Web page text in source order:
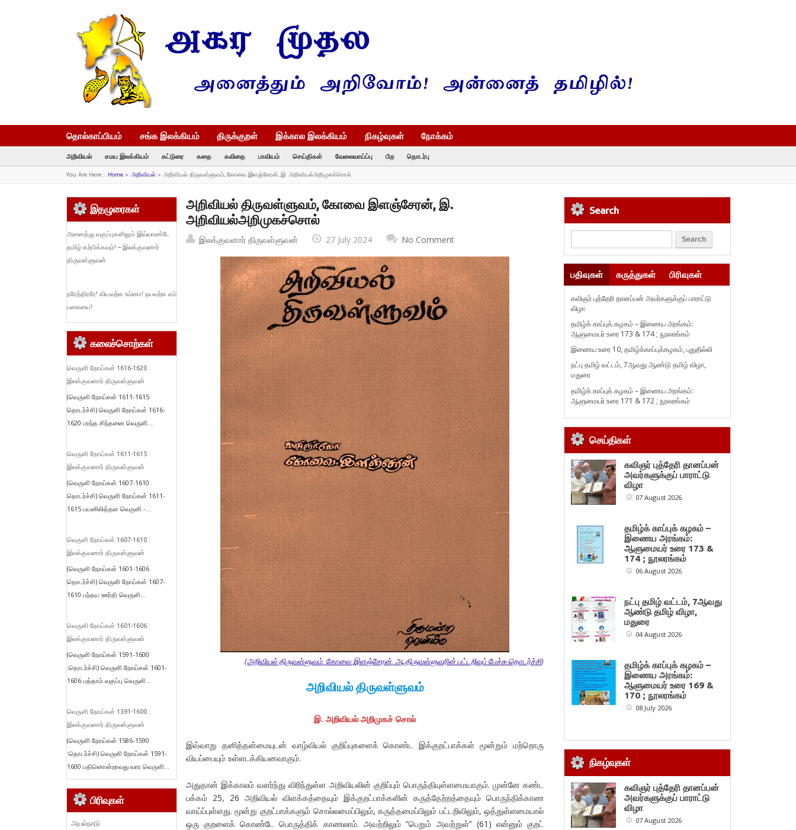
தொல்காப்பியம் சங்க இலக்கியம் திருக்குறள் இக்கால இலக்கியம் நிகழ்வுகள் நோக்கம்
அறிவியல் சமய இலக்கியம் கட்டுரை கதை கவிதை பாவியம் செய்திகள் வேலைவாய்ப்பு பிற தொடர்பு
You Are Here : Home» அறிவியல்» அறிவியல் திருவள்ளுவம், கோவை இளஞ்சேரன், இ. அறிவியல்அறிமுகச்சொல்
அறிவியல் திருவள்ளுவம், கோவை இளஞ்சேரன், இ.
அறிவியல்அறிமுகச்சொல்
இலக்குவனார் திருவள்ளுவன் 27 July 2024 No Comment
(அறிவியல் திருவள்ளுவம், கோவை இளஞ்சேரன், ஆ.திருவள்ளுவரின் பட்டறிவுப் பேச்சு-தொடர்ச்சி)
அறிவியல் திருவள்ளுவம்
இ. அறிவியல் அறிமுகச் சொல்
இவ்வாறு தனித்தன்மையுடன் வாழ்வியல் குறிப்புகளைக் கொண்ட இக்குறட்பாக்கள் மூன்றும் மற்றொரு
வியப்பையும் உள்ளடக்கியனவாகும்.
அதுதான் இக்காலம் வளர்ந்து விரிந்துள்ள அறிவியலின் குறிப்பும் பொருந்தியுள்ளமையாகும். முன்னே கண்ட
பக்கம் 25, 26 அறிவியல் விளக்கத்தையும் இக்குறட்பாக்களின் கருத்தேற்றத்தையும் பொருந்திக்காண
வாய்ப்புள்ளது. மூன்று குறட்பாக்களும் சொல்லமைப்பிலும், கருத்தமைப்பிலும் பட்டறிவிலும், ஒத்துள்ளமையால்
ஒரு குறளைக் கொண்டே பொருத்திக் காணலாம். அவற்றிலும் ”பெறும் அவற்றுள்” (61) என்னும் குறட்
இதழுரைகள்
அனைத்து வகுப்புகளிலும் இவ்வாண்டே
தமிழ் கற்பிக்கவும்! – இலக்குவனார்
திருவள்ளுவன்
நரேந்திரரே! வியவற்க உம்மை! நயவற்க எம்
பகையை!
கலைச்சொற்கள்
வெருளி நோய்கள் 1616-1620 :
இலக்குவனார் திருவள்ளுவன்
(வெருளி நோய்கள் 1611-1615
தொடர்ச்சி) வெருளி நோய்கள் 1616-
1620 பரந்த சிந்தனை வெருளி...
வெருளி நோய்கள் 1611-1615 :
இலக்குவனார் திருவள்ளுவன்
(வெருளி நோய்கள் 1607-1610
தொடர்ச்சி) வெருளி நோய்கள் 1611-
1615 பயனிலித்தள வெருளி -...
வெருளி நோய்கள் 1607-1610 :
இலக்குவனார் திருவள்ளுவன்
(வெருளி நோய்கள் 1601-1606
தொடர்ச்சி) வெருளி நோய்கள் 1607-
1610 பந்தய ஊர்தி வெருளி...
வெருளி நோய்கள் 1601-1606 :
இலக்குவனார் திருவள்ளுவன்
(வெருளி நோய்கள் 1591-1600
:தொடர்ச்சி) வெருளி நோய்கள் 1601-
1606 பத்தாம் வகுப்பு வெருளி...
வெருளி நோய்கள் 1591-1600 :
இலக்குவனார் திருவள்ளுவன்
(வெருளி நோய்கள் 1586-1590
:தொடர்ச்சி) வெருளி நோய்கள் 1591-
1600 பதினொன்றாவது வார வெருளி...
பிரிவுகள்
அயல்நாடு
Search
பதிவுகள் கருத்துகள் பிரிவுகள்
கவிஞர் புத்தேரி தானப்பன் அவர்களுக்குப் பாராட்டு
விழா
தமிழ்க் காப்புக் கழகம் – இணைய அரங்கம்:
ஆளுமையர் உரை 173 & 174 ; நூலரங்கம்
இணைய உரை 10, தமிழ்க்காப்புக்கழகம், புதுதில்லி
நட்பு தமிழ் வட்டம், 7ஆவது ஆண்டு தமிழ் விழா,
மதுரை
தமிழ்க் காப்புக் கழகம் – இணைய அரங்கம்:
ஆளுமையர் உரை 171 & 172 ; நூலரங்கம்
செய்திகள்
கவிஞர் புத்தேரி தானப்பன்
அவர்களுக்குப் பாராட்டு
விழா
07 August 2026
தமிழ்க் காப்புக் கழகம் –
இணைய அரங்கம்:
ஆளுமையர் உரை 173 &
174 ; நூலரங்கம்
06 August 2026
நட்பு தமிழ் வட்டம், 7ஆவது
ஆண்டு தமிழ் விழா,
மதுரை
04 August 2026
தமிழ்க் காப்புக் கழகம் –
இணைய அரங்கம்:
ஆளுமையர் உரை 169 &
170 ; நூலரங்கம்
08 July 2026
நிகழ்வுகள்
கவிஞர் புத்தேரி தானப்பன்
அவர்களுக்குப் பாராட்டு
விழா
07 August 2026